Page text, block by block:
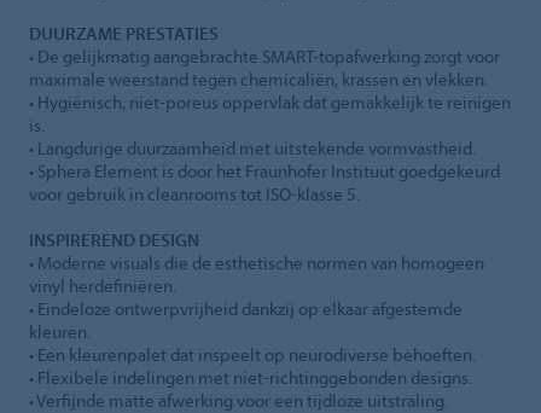
DUURZAME PRESTATIES
• De gelijkmatig aangebrachte SMART-topafwerking zorgt voor
maximale weerstand tegen chemicaliën, krassen en vlekken.
• Hygiënisch, niet-poreus oppervlak dat gemakkelijk te reinigen
is.
• Langdurige duurzaamheid met uitstekende vormvastheid.
• Sphera Element is door het Fraunhofer Instituut goedgekeurd
voor gebruik in cleanrooms tot ISO-klasse 5.
INSPIREREND DESIGN
• Moderne visuals die de esthetische normen van homogeen
vinyl herdefiniëren.
• Eindeloze ontwerpvrijheid dankzij op elkaar afgestemde
kleuren.
• Een kleurenpalet dat inspeelt op neurodiverse behoeften.
• Flexibele indelingen met niet-richtinggebonden designs.
• Verfijnde matte afwerking voor een tijdloze uitstraling.